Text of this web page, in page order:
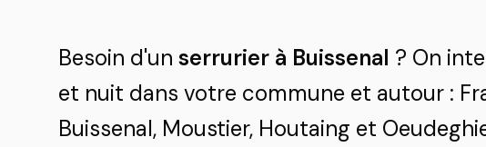
Besoin d'un serrurier à Buissenal ? On
et nuit dans votre commune et autour :
Buissenal, Moustier, Houtaing et